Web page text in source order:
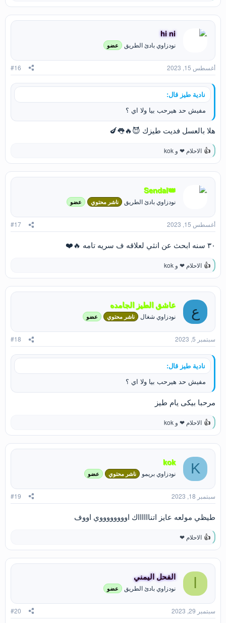
ل
ت
ف
ت
:
hi ni
نودزاوي بادئ الطريق عضو
أغسطس 15, 2023 #16
نادية طيز قال:
مفيش حد هيرحب بيا ولا اي ؟
هلا بالعسل فديت طيزك 😈🔥👅🍆
ل
ت
ف
ت
:
الاحلام ❤ و kok
Sendal👑
نودزاوي بادئ الطريق ناشر محتوي عضو
أغسطس 15, 2023 #17
٣٠ سنه ابحث عن انثي لعلاقه ف سريه تامه 🔥❤️
ل
ت
ف
ت
:
الاحلام ❤ و kok
ع عاشق الطيز الجامده
نودزاوي شغال ناشر محتوي عضو
سبتمبر 5, 2023 #18
نادية طيز قال:
مفيش حد هيرحب بيا ولا اي ؟
مرحبا بيكى يام طيز
ل
ت
ف
ت
:
الاحلام ❤ و kok
K
kok
نودزاوي بريمو ناشر محتوي عضو
سبتمبر 18, 2023 #19
طيظي مولعه عايز اتنااااااك اووووووووي اووف
ل
ت
ف
ت
:
الاحلام ❤
الفحل اليمني
نودزاوي بادئ الطريق عضو
سبتمبر 29, 2023 #20